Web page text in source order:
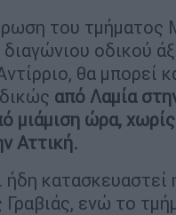
του τμήματος
οδικού
θα μπορεί
από Λαμία
μιάμιση ώρα,
Αττική.
ήδη κατασκευαστεί
ενώ το